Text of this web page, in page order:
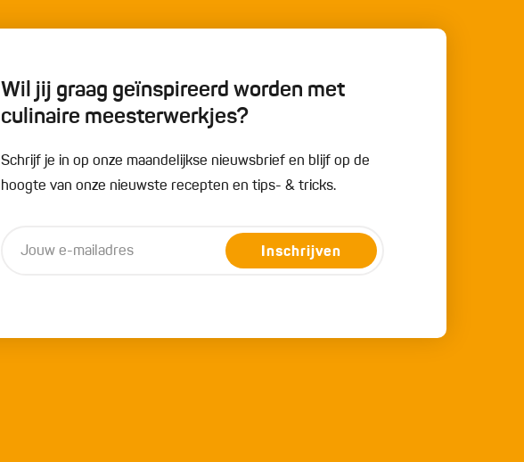
Wil jij graag geïnspireerd worden met
culinaire meesterwerkjes?
Schrijf je in op onze maandelijkse nieuwsbrief en blijf op de
hoogte van onze nieuwste recepten en tips- & tricks.
Inschrijven